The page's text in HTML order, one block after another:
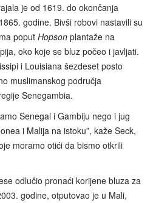
je od 1619. do okončanja
godine. Bivši robovi nastavili su
poput Hopson plantaže na
oko koje se bluz počeo i javljati.
i Louisiana šezdeset posto
muslimanskog područja
Senegambia.
Senegal i Gambiju nego i jug
i Malija na istoku”, kaže Seck,
moramo otići da bismo otkrili
odlučio pronaći korijene bluza za
godine, otputovao je u Mali,